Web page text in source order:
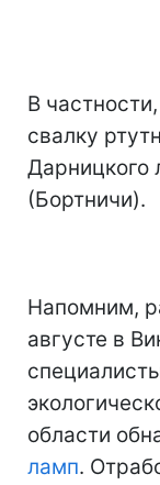
В
свалку
Дарницкого
(Бортничи).
Напомним,
августе в
области
ламп.